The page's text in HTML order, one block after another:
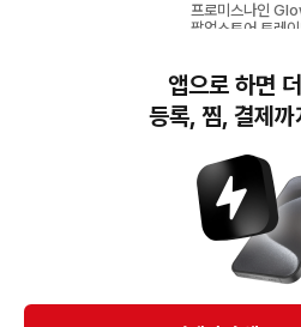
프로미스나인
팝업스토어 트레이
지헌
번개장터(주) 사업자정보, 이용약관 및 기타 법적고지
번개장터㈜는 통신판매중개자이며, 통신판매의 당사자가
소비자보호에 관한 법률 등 관련 법령 및 번개장터㈜의 약
개별 판매자에게 귀속하고, 번개장터㈜는 원칙적으로 회
다만, 번개장터㈜가 직접 판매하는 상품에 대한 책임은
앱으로 하면
등록, 찜, 결제